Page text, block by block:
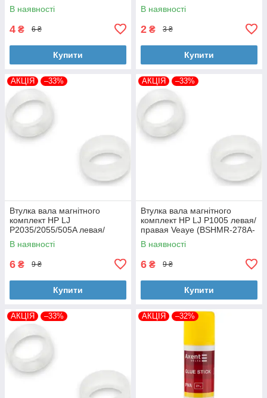
В наявності
4 ₴ 6 ₴
Купити
В наявності
2 ₴ 3 ₴
Купити
АКЦІЯ –33%
Втулка вала магнітного
комплект HP LJ
P2035/2055/505A левая/
правая Veaye (BSHMR-505A-
VE)
В наявності
6 ₴ 9 ₴
Купити
АКЦІЯ –33%
Втулка вала магнітного
комплект HP LJ P1005 левая/
правая Veaye (BSHMR-278A-
VE)
В наявності
6 ₴ 9 ₴
Купити
АКЦІЯ –33% АКЦІЯ –32%